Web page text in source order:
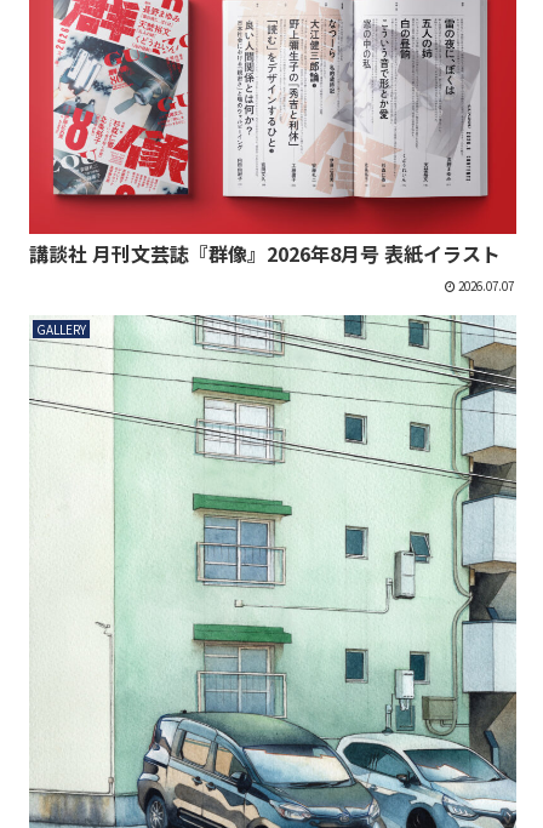
講談社 月刊文芸誌『群像』2026年8月号 表紙イラスト
2026.07.07
GALLERY